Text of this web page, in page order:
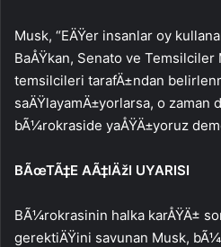
Musk, “EÄŸer insanlar oy
BaÅŸkan, Senato ve
temsilcileri tarafÄ±ndan
saÄŸlayamÄ±yorlarsa, o zaman
bÃ¼rokraside yaÅŸÄ±yoruz
BÃœTÃ‡E AÃ‡IÄžI UYARISI
BÃ¼rokrasinin halka karÅŸÄ±
gerektiÄŸini savunan Musk,